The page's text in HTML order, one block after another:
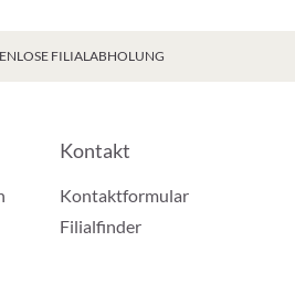
FILIALABHOLUNG
Kontakt
Kontaktformular
Filialfinder